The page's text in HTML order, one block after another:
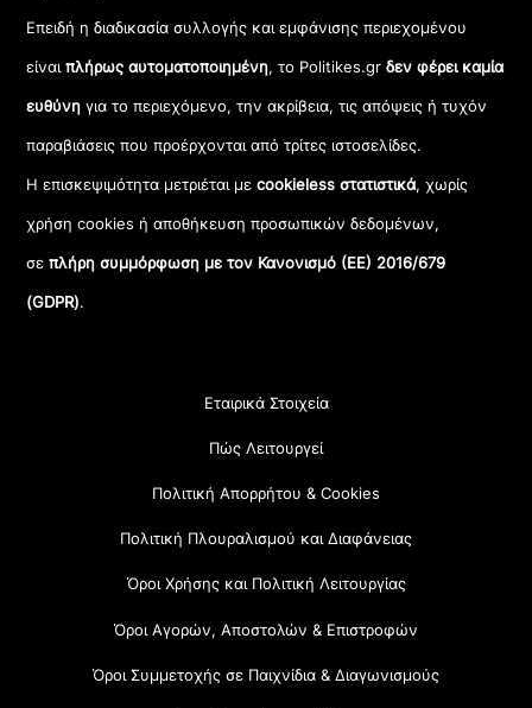
Επειδή η διαδικασία συλλογής και εμφάνισης περιεχομένου
είναιπλήρως αυτοματοποιημένη, το Politikes.grδεν φέρει καμία
ευθύνη για το περιεχόμενο, την ακρίβεια, τις απόψεις ή τυχόν
παραβιάσεις που προέρχονται από τρίτες ιστοσελίδες.
Η επισκεψιμότητα μετριέται μεcookieless στατιστικά, χωρίς
χρήση cookies ή αποθήκευση προσωπικών δεδομένων,
σεπλήρη συμμόρφωση με τον Κανονισμό (ΕΕ) 2016/679
(GDPR).
Εταιρικά Στοιχεία
Πώς Λειτουργεί
Πολιτική Απορρήτου & Cookies
Πολιτική Πλουραλισμού και Διαφάνειας
Όροι Χρήσης και Πολιτική Λειτουργίας
Όροι Αγορών, Αποστολών & Επιστροφών
Όροι Συμμετοχής σε Παιχνίδια & Διαγωνισμούς